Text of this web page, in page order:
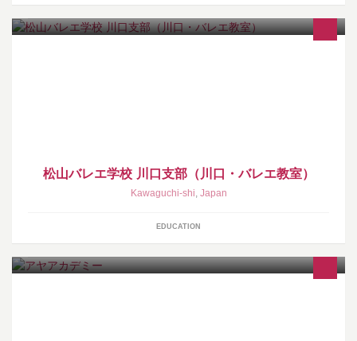
松山バレエ学校 川口支部（川口・バレエ教室）
Kawaguchi-shi, Japan
EDUCATION